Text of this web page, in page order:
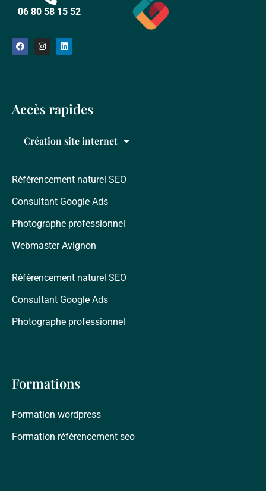
06 80 58 15 52
Accès rapides
Création site internet
Référencement naturel SEO
Consultant Google Ads
Photographe professionnel
Webmaster Avignon
Référencement naturel SEO
Consultant Google Ads
Photographe professionnel
Formations
Formation wordpress
Formation référencement seo